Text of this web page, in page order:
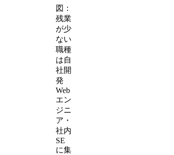
図：
残業
が少
ない
職種
は自
社開
発
Web
エン
ジニ
ア・
社内
SE
に集